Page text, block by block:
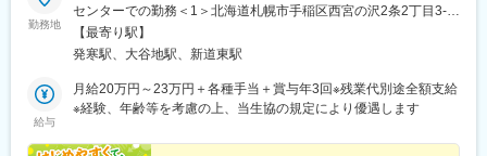
勤務地
センターでの勤務＜1＞北海道札幌市手稲区西宮の沢2条2丁目3-1
＜2＞北海道札幌市厚別区大谷地東1丁目4-15＜3＞北海道札幌市
東区北37条東27丁目7-3※受動喫煙対策：建物内禁煙
【最寄り駅】
発寒駅、大谷地駅、新道東駅
給与
月給20万円～23万円＋各種手当＋賞与年3回※残業代別途全額支給
※経験、年齢等を考慮の上、当生協の規定により優遇します